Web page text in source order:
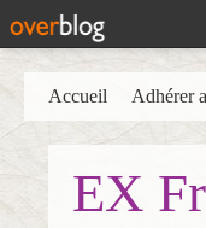
EX
Accueil Adhérer